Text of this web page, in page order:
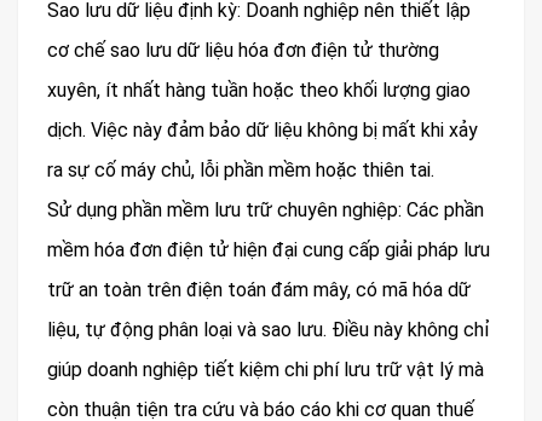
Sao lưu dữ liệu định kỳ: Doanh nghiệp nên thiết lập
cơ chế sao lưu dữ liệu hóa đơn điện tử thường
xuyên, ít nhất hàng tuần hoặc theo khối lượng giao
dịch. Việc này đảm bảo dữ liệu không bị mất khi xảy
ra sự cố máy chủ, lỗi phần mềm hoặc thiên tai.
Sử dụng phần mềm lưu trữ chuyên nghiệp: Các phần
mềm hóa đơn điện tử hiện đại cung cấp giải pháp lưu
trữ an toàn trên điện toán đám mây, có mã hóa dữ
liệu, tự động phân loại và sao lưu. Điều này không chỉ
giúp doanh nghiệp tiết kiệm chi phí lưu trữ vật lý mà
còn thuận tiện tra cứu và báo cáo khi cơ quan thuế